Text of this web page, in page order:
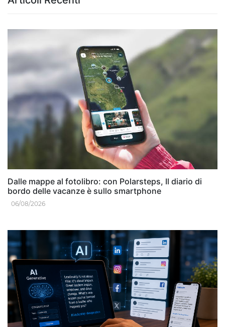
Dalle mappe al fotolibro: con Polarsteps, Il diario di
bordo delle vacanze è sullo smartphone
06/08/2026